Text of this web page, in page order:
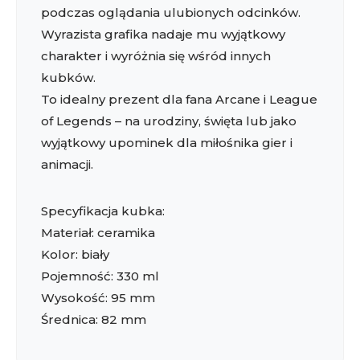
podczas oglądania ulubionych odcinków.
Wyrazista grafika nadaje mu wyjątkowy
charakter i wyróżnia się wśród innych
kubków.
To idealny prezent dla fana Arcane i League
of Legends – na urodziny, święta lub jako
wyjątkowy upominek dla miłośnika gier i
animacji.
Specyfikacja kubka:
Materiał: ceramika
Kolor: biały
Pojemność: 330 ml
Wysokość: 95 mm
Średnica: 82 mm